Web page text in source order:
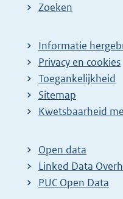
Zoeken
Informatie
Privacy en cookies
Toegankelijkheid
Sitemap
E
t
e
r
Kwetsbaarheid
Open data
Linked Data
PUC Open Data